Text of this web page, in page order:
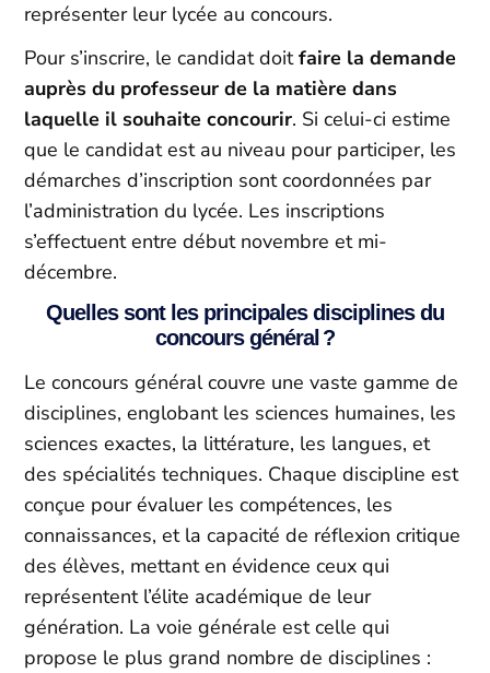
représenter leur lycée au concours.
Pour s’inscrire, le candidat doitfaire la demande
auprès du professeur de la matière dans
laquelle il souhaite concourir. Si celui-ci estime
que le candidat est au niveau pour participer, les
démarches d’inscription sont coordonnées par
l’administration du lycée. Les inscriptions
s’effectuent entre début novembre et mi-
décembre.
Quelles sont les principales disciplines du
concours général ?
Le concours général couvre une vaste gamme de
disciplines, englobant les sciences humaines, les
sciences exactes, la littérature, les langues, et
des spécialités techniques. Chaque discipline est
conçue pour évaluer les compétences, les
connaissances, et la capacité de réflexion critique
des élèves, mettant en évidence ceux qui
représentent l’élite académique de leur
génération. La voie générale est celle qui
propose le plus grand nombre de disciplines :